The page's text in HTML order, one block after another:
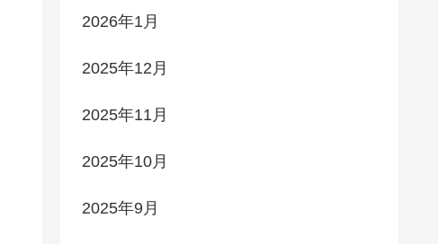
2026年1月
2025年12月
2025年11月
2025年10月
2025年9月